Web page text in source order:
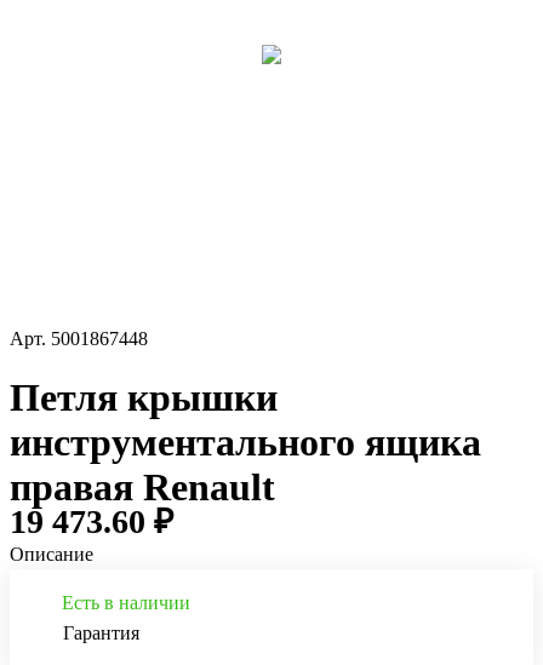
Арт. 5001867448
Петля крышки
инструментального ящика
правая Renault
19 473.60 ₽
Описание
Есть в наличии
Гарантия